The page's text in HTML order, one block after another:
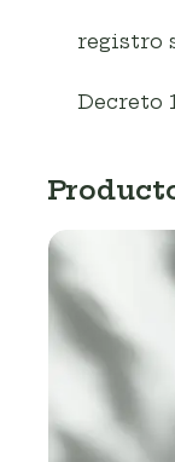
registro
Decreto